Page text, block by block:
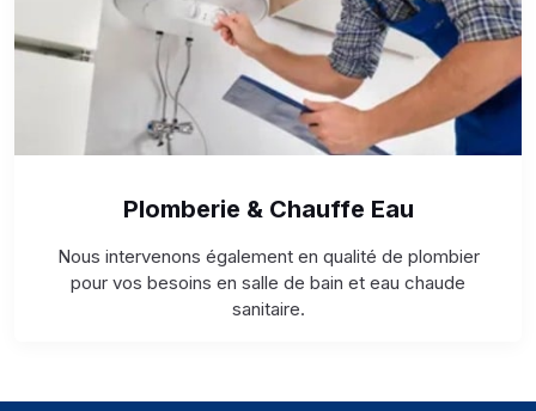
Plomberie & Chauffe Eau
Nous intervenons également en qualité de plombier
pour vos besoins en salle de bain et eau chaude
sanitaire.